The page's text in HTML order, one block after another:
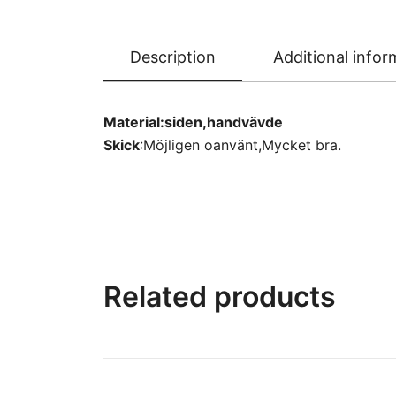
Description Additional
Material:siden,handvävde
Skick:Möjligen oanvänt,Mycket bra.
Related products